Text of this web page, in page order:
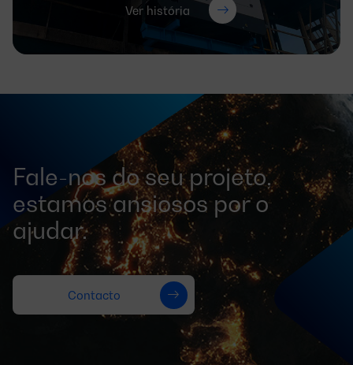
Ver história
Fale-nos do seu projeto,
estamos ansiosos por o
ajudar.
Contacto